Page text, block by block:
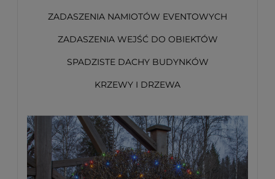
ZADASZENIA NAMIOTÓW EVENTOWYCH
ZADASZENIA WEJŚĆ DO OBIEKTÓW
SPADZISTE DACHY BUDYNKÓW
KRZEWY I DRZEWA